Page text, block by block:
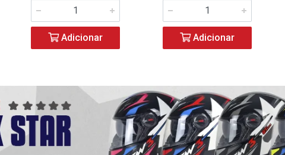
Adicionar Adicionar